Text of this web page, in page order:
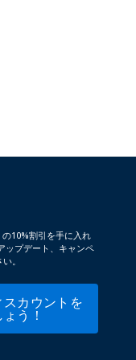
10%割引を手に入れ
ップデート、キャンペ
。
カウントを
う！